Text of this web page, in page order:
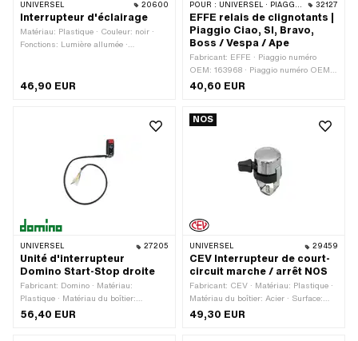
UNIVERSEL 20600
Interrupteur d'éclairage
Matériau: Plastique · Couleur: noir ·
Fonctions: Lumière allumée ·
46,90 EUR
POUR : UNIVERSEL · PIAGGIO · VESPA 32127
EFFE relais de clignotants |
Piaggio Ciao, SI, Bravo,
Boss / Vespa / Ape
Fabricant: EFFE · Piaggio numéro
OEM: 163968 · Piaggio numéro OEM:
197283 · Piaggio numéro OEM:
213594 · Piaggio numéro OEM:
40,60 EUR
UNIVERSEL 27205
Unité d'interrupteur
Domino Start-Stop droite
Fabricant: Domino · Matériau:
Plastique · Matériau du boîtier:
Plastique · Matériau du support:
56,40 EUR
NOS
UNIVERSEL 29459
CEV Interrupteur de court-
circuit marche / arrêt NOS
Fabricant: CEV · Matériau: Plastique ·
Matériau du boîtier: Acier · Surface:
chromé · Matériau du support: Acier ·
49,30 EUR